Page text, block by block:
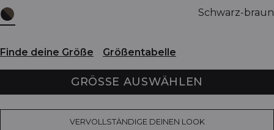
Schwarz-braun
Finde deine Größe Größentabelle
GRÖSSE AUSWÄHLEN
VERVOLLSTÄNDIGE DEINEN LOOK